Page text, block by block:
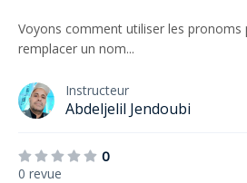
Voyons comment utiliser les pronoms
remplacer un nom...
Instructeur
Abdeljelil Jendoubi
0
0 revue